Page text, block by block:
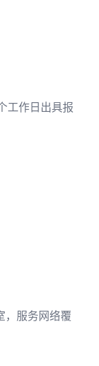
工作日出具报
，服务网络覆